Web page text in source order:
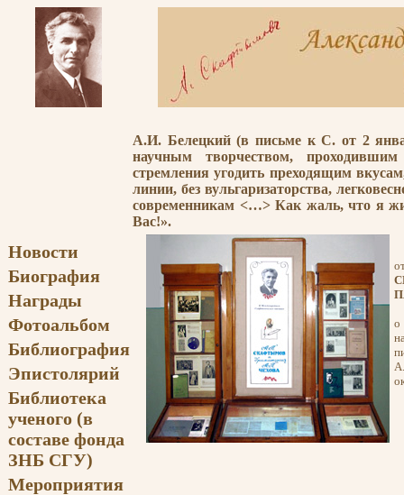
А.И. Белецкий (в письме к С. от 2
научным творчеством,
стремления угодить преходящим
линии, без вульгаризаторства,
современникам <…> Как жаль, что я
Вас!».
Новости
Биография
Награды
Фотоальбом
Библиография
Эпистолярий
Библиотека
ученого (в
составе фонда
ЗНБ СГУ)
Мероприятия
о